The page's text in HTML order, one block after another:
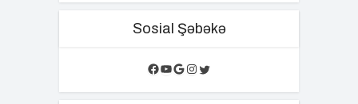
Sosial Şəbəkə
Facebook
YouTube
Google
Instagram
Twitter